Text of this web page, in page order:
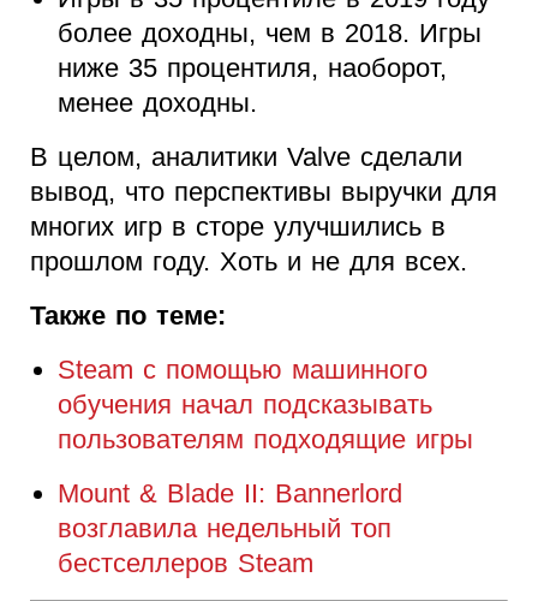
более доходны, чем в 2018. Игры
ниже 35 процентиля, наоборот,
менее доходны.
В целом, аналитики Valve сделали
вывод, что перспективы выручки для
многих игр в сторе улучшились в
прошлом году. Хоть и не для всех.
Также по теме:
Steam с помощью машинного
обучения начал подсказывать
пользователям подходящие игры
Mount & Blade II: Bannerlord
возглавила недельный топ
бестселлеров Steam